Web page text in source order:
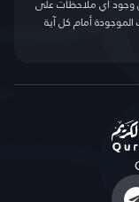
أي ملاحظات على
الموجودة أمام كل آية